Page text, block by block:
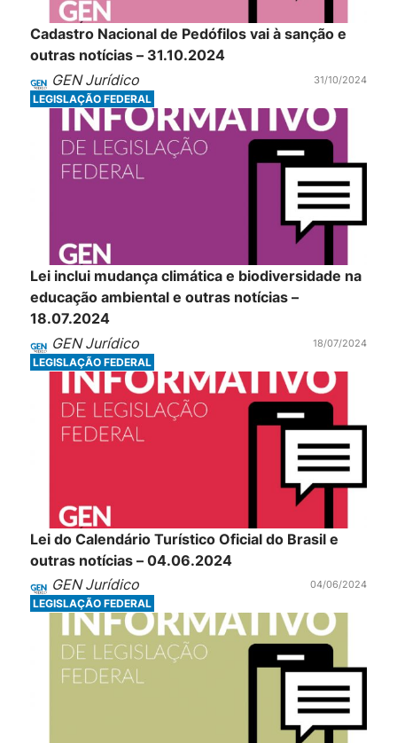
Cadastro Nacional de Pedófilos vai à sanção e
outras notícias – 31.10.2024
GEN Jurídico
31/10/2024
LEGISLAÇÃO FEDERAL
Lei inclui mudança climática e biodiversidade na
educação ambiental e outras notícias –
18.07.2024
GEN Jurídico
18/07/2024
LEGISLAÇÃO FEDERAL
Lei do Calendário Turístico Oficial do Brasil e
outras notícias – 04.06.2024
GEN Jurídico
04/06/2024
LEGISLAÇÃO FEDERAL